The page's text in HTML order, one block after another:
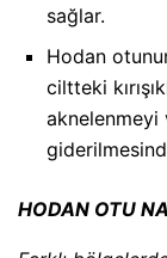
sağlar.
Hodan
ciltteki
aknelenmeyi
HODAN OTU